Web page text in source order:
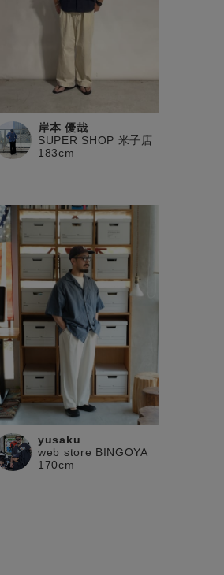
岸本 優哉
SUPER SHOP 米子店
183cm
yusaku
web store BINGOYA
170cm